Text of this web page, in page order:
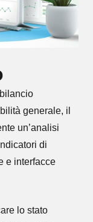
generale, il
un’analisi
di
e interfacce
lo stato